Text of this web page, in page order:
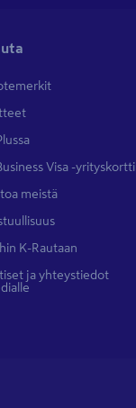
Visa -yrityskortti
meistä
K-Rautaan
ja yhteystiedot